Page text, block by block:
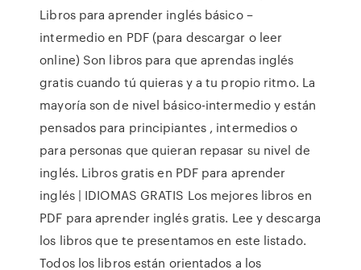
Libros para aprender inglés básico –
intermedio en PDF (para descargar o leer
online) Son libros para que aprendas inglés
gratis cuando tú quieras y a tu propio ritmo. La
mayoría son de nivel básico-intermedio y están
pensados para principiantes , intermedios o
para personas que quieran repasar su nivel de
inglés. Libros gratis en PDF para aprender
inglés | IDIOMAS GRATIS Los mejores libros en
PDF para aprender inglés gratis. Lee y descarga
los libros que te presentamos en este listado.
Todos los libros están orientados a los